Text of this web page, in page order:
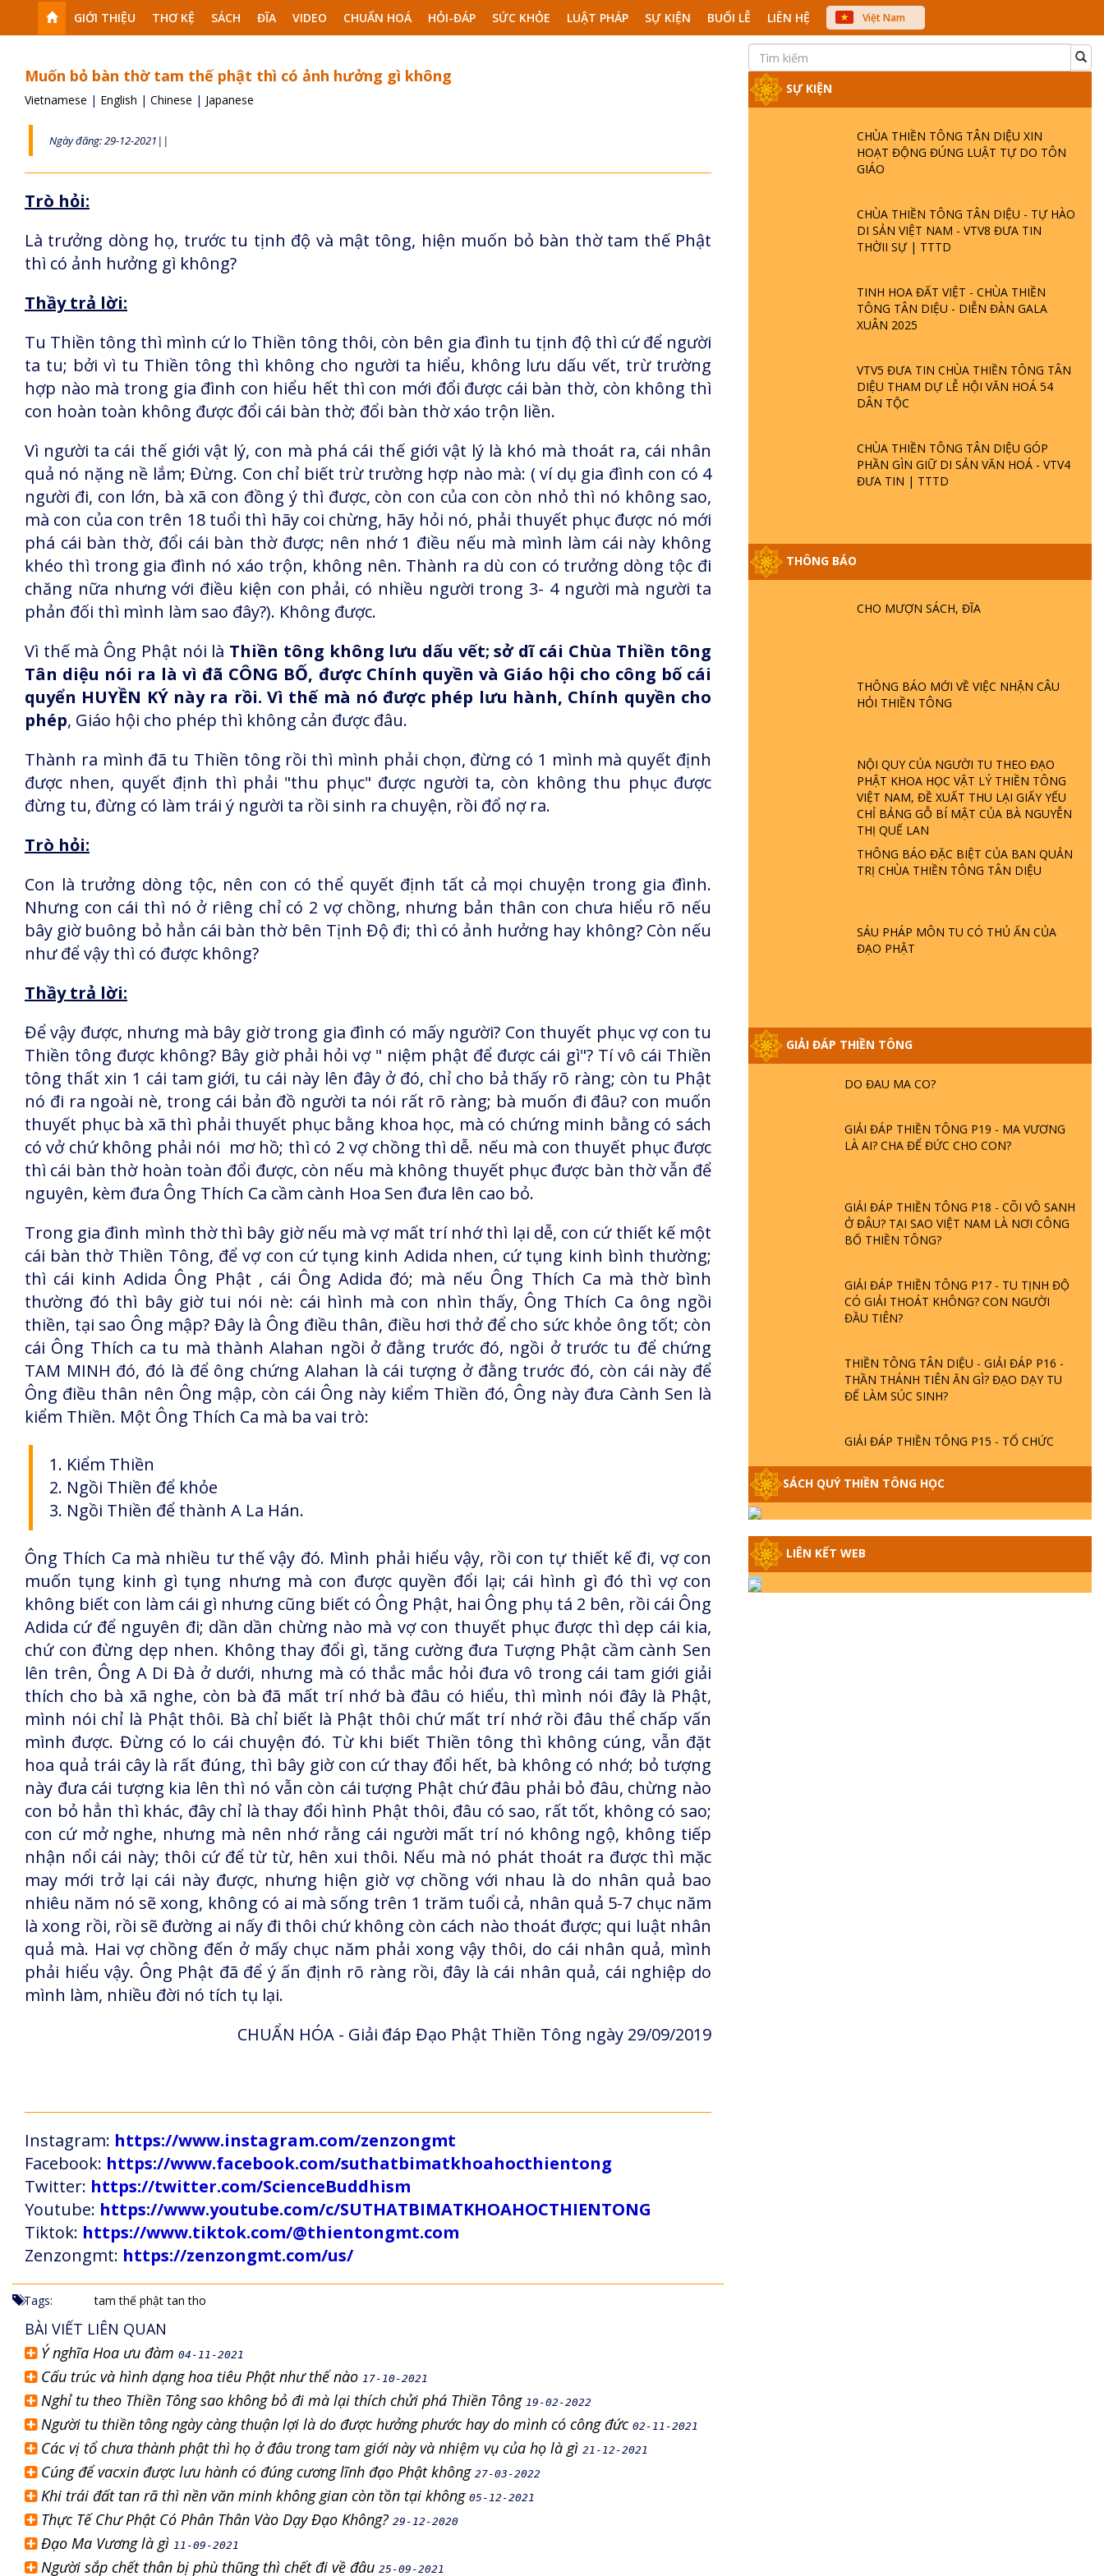
GIỚI THIỆU THƠ KỆ SÁCH ĐĨA VIDEO CHUẨN HOÁ HỎI-ĐÁP SỨC KHỎE LUẬT PHÁP SỰ KIỆN BUỔI LỄ LIÊN HỆ
Việt Nam
中文
Muốn bỏ bàn thờ tam thế phật thì có ảnh hưởng gì không
Vietnamese | English | Chinese | Japanese
Ngày đăng: 29-12-2021||
Trò hỏi:
Là trưởng dòng họ, trước tu tịnh độ và mật tông, hiện muốn bỏ bàn thờ tam thế Phật
thì có ảnh hưởng gì không?
Thầy trả lời:
Tu Thiền tông thì mình cứ lo Thiền tông thôi, còn bên gia đình tu tịnh độ thì cứ để người
ta tu; bởi vì tu Thiền tông thì không cho người ta hiểu, không lưu dấu vết, trừ trường
hợp nào mà trong gia đình con hiểu hết thì con mới đổi được cái bàn thờ, còn không thì
con hoàn toàn không được đổi cái bàn thờ; đổi bàn thờ xáo trộn liền.
Vì người ta cái thế giới vật lý, con mà phá cái thế giới vật lý là khó mà thoát ra, cái nhân
quả nó nặng nề lắm; Đừng. Con chỉ biết trừ trường hợp nào mà: ( ví dụ gia đình con có 4
người đi, con lớn, bà xã con đồng ý thì được, còn con của con còn nhỏ thì nó không sao,
mà con của con trên 18 tuổi thì hãy coi chừng, hãy hỏi nó, phải thuyết phục được nó mới
phá cái bàn thờ, đổi cái bàn thờ được; nên nhớ 1 điều nếu mà mình làm cái này không
khéo thì trong gia đình nó xáo trộn, không nên. Thành ra dù con có trưởng dòng tộc đi
chăng nữa nhưng với điều kiện con phải, có nhiều người trong 3- 4 người mà người ta
phản đối thì mình làm sao đây?). Không được.
Vì thế mà Ông Phật nói là Thiền tông không lưu dấu vết; sở dĩ cái Chùa Thiền tông
Tân diệu nói ra là vì đã CÔNG BỐ, được Chính quyền và Giáo hội cho công bố cái
quyển HUYỀN KÝ này ra rồi. Vì thế mà nó được phép lưu hành, Chính quyền cho
phép, Giáo hội cho phép thì không cản được đâu.
Thành ra mình đã tu Thiền tông rồi thì mình phải chọn, đừng có 1 mình mà quyết định
được nhen, quyết định thì phải "thu phục" được người ta, còn không thu phục được
đừng tu, đừng có làm trái ý người ta rồi sinh ra chuyện, rồi đổ nợ ra.
Trò hỏi:
Con là trưởng dòng tộc, nên con có thể quyết định tất cả mọi chuyện trong gia đình.
Nhưng con cái thì nó ở riêng chỉ có 2 vợ chồng, nhưng bản thân con chưa hiểu rõ nếu
bây giờ buông bỏ hẳn cái bàn thờ bên Tịnh Độ đi; thì có ảnh hưởng hay không? Còn nếu
như để vậy thì có được không?
Thầy trả lời:
Để vậy được, nhưng mà bây giờ trong gia đình có mấy người? Con thuyết phục vợ con tu
Thiền tông được không? Bây giờ phải hỏi vợ " niệm phật để được cái gì"? Tí vô cái Thiền
tông thất xin 1 cái tam giới, tu cái này lên đây ở đó, chỉ cho bả thấy rõ ràng; còn tu Phật
nó đi ra ngoài nè, trong cái bản đồ người ta nói rất rõ ràng; bà muốn đi đâu? con muốn
thuyết phục bà xã thì phải thuyết phục bằng khoa học, mà có chứng minh bằng có sách
có vở chứ không phải nói mơ hồ; thì có 2 vợ chồng thì dễ. nếu mà con thuyết phục được
thì cái bàn thờ hoàn toàn đổi được, còn nếu mà không thuyết phục được bàn thờ vẫn để
nguyên, kèm đưa Ông Thích Ca cầm cành Hoa Sen đưa lên cao bỏ.
Trong gia đình mình thờ thì bây giờ nếu mà vợ mất trí nhớ thì lại dễ, con cứ thiết kế một
cái bàn thờ Thiền Tông, để vợ con cứ tụng kinh Adida nhen, cứ tụng kinh bình thường;
thì cái kinh Adida Ông Phật , cái Ông Adida đó; mà nếu Ông Thích Ca mà thờ bình
thường đó thì bây giờ tui nói nè: cái hình mà con nhìn thấy, Ông Thích Ca ông ngồi
thiền, tại sao Ông mập? Đây là Ông điều thân, điều hơi thở để cho sức khỏe ông tốt; còn
cái Ông Thích ca tu mà thành Alahan ngồi ở đằng trước đó, ngồi ở trước tu để chứng
TAM MINH đó, đó là để ông chứng Alahan là cái tượng ở đằng trước đó, còn cái này để
Ông điều thân nên Ông mập, còn cái Ông này kiểm Thiền đó, Ông này đưa Cành Sen là
kiểm Thiền. Một Ông Thích Ca mà ba vai trò:
1. Kiểm Thiền
2. Ngồi Thiền để khỏe
3. Ngồi Thiền để thành A La Hán.
Ông Thích Ca mà nhiều tư thế vậy đó. Mình phải hiểu vậy, rồi con tự thiết kế đi, vợ con
muốn tụng kinh gì tụng nhưng mà con được quyền đổi lại; cái hình gì đó thì vợ con
không biết con làm cái gì nhưng cũng biết có Ông Phật, hai Ông phụ tá 2 bên, rồi cái Ông
Adida cứ để nguyên đi; dần dần chừng nào mà vợ con thuyết phục được thì dẹp cái kia,
chứ con đừng dẹp nhen. Không thay đổi gì, tăng cường đưa Tượng Phật cầm cành Sen
lên trên, Ông A Di Đà ở dưới, nhưng mà có thắc mắc hỏi đưa vô trong cái tam giới giải
thích cho bà xã nghe, còn bà đã mất trí nhớ bà đâu có hiểu, thì mình nói đây là Phật,
mình nói chỉ là Phật thôi. Bà chỉ biết là Phật thôi chứ mất trí nhớ rồi đâu thể chấp vấn
mình được. Đừng có lo cái chuyện đó. Từ khi biết Thiền tông thì không cúng, vẫn đặt
hoa quả trái cây là rất đúng, thì bây giờ con cứ thay đổi hết, bà không có nhớ; bỏ tượng
này đưa cái tượng kia lên thì nó vẫn còn cái tượng Phật chứ đâu phải bỏ đâu, chừng nào
con bỏ hẳn thì khác, đây chỉ là thay đổi hình Phật thôi, đâu có sao, rất tốt, không có sao;
con cứ mở nghe, nhưng mà nên nhớ rằng cái người mất trí nó không ngộ, không tiếp
nhận nổi cái này; thôi cứ để từ từ, hên xui thôi. Nếu mà nó phát thoát ra được thì mặc
may mới trở lại cái này được, nhưng hiện giờ vợ chồng với nhau là do nhân quả bao
nhiêu năm nó sẽ xong, không có ai mà sống trên 1 trăm tuổi cả, nhân quả 5-7 chục năm
là xong rồi, rồi sẽ đường ai nấy đi thôi chứ không còn cách nào thoát được; qui luật nhân
quả mà. Hai vợ chồng đến ở mấy chục năm phải xong vậy thôi, do cái nhân quả, mình
phải hiểu vậy. Ông Phật đã để ý ấn định rõ ràng rồi, đây là cái nhân quả, cái nghiệp do
mình làm, nhiều đời nó tích tụ lại.
CHUẨN HÓA - Giải đáp Đạo Phật Thiền Tông ngày 29/09/2019
Instagram: https://www.instagram.com/zenzongmt
Facebook: https://www.facebook.com/suthatbimatkhoahocthientong
Twitter: https://twitter.com/ScienceBuddhism
Youtube: https://www.youtube.com/c/SUTHATBIMATKHOAHOCTHIENTONG
Tiktok: https://www.tiktok.com/@thientongmt.com
Zenzongmt: https://zenzongmt.com/us/
Tags: tam thế phật tan tho
BÀI VIẾT LIÊN QUAN
Ý nghĩa Hoa ưu đàm 04-11-2021
Cấu trúc và hình dạng hoa tiêu Phật như thế nào 17-10-2021
Nghỉ tu theo Thiền Tông sao không bỏ đi mà lại thích chửi phá Thiền Tông 19-02-2022
Người tu thiền tông ngày càng thuận lợi là do được hưởng phước hay do mình có công đức 02-11-2021
Các vị tổ chưa thành phật thì họ ở đâu trong tam giới này và nhiệm vụ của họ là gì 21-12-2021
Cúng để vacxin được lưu hành có đúng cương lĩnh đạo Phật không 27-03-2022
Khi trái đất tan rã thì nền văn minh không gian còn tồn tại không 05-12-2021
Thực Tế Chư Phật Có Phân Thân Vào Dạy Đạo Không? 29-12-2020
Đạo Ma Vương là gì 11-09-2021
Người sắp chết thân bị phù thũng thì chết đi về đâu 25-09-2021
SỰ KIỆN
CHÙA THIỀN TÔNG TÂN DIỆU XIN
HOẠT ĐỘNG ĐÚNG LUẬT TỰ DO TÔN
GIÁO
CHÙA THIỀN TÔNG TÂN DIỆU - TỰ HÀO
DI SẢN VIỆT NAM - VTV8 ĐƯA TIN
THỜII SỰ | TTTD
TINH HOA ĐẤT VIỆT - CHÙA THIỀN
TÔNG TÂN DIỆU - DIỄN ĐÀN GALA
XUÂN 2025
VTV5 ĐƯA TIN CHÙA THIỀN TÔNG TÂN
DIỆU THAM DỰ LỄ HỘI VĂN HOÁ 54
DÂN TỘC
CHÙA THIỀN TÔNG TÂN DIỆU GÓP
PHẦN GÌN GIỮ DI SẢN VĂN HOÁ - VTV4
ĐƯA TIN | TTTD
THÔNG BÁO
CHO MƯỢN SÁCH, ĐĨA
THÔNG BÁO MỚI VỀ VIỆC NHẬN CÂU
HỎI THIỀN TÔNG
NỘI QUY CỦA NGƯỜI TU THEO ĐẠO
PHẬT KHOA HỌC VẬT LÝ THIỀN TÔNG
VIỆT NAM, ĐỀ XUẤT THU LẠI GIẤY YẾU
CHỈ BẢNG GỖ BÍ MẬT CỦA BÀ NGUYỄN
THỊ QUẾ LAN
THÔNG BÁO ĐẶC BIỆT CỦA BAN QUẢN
TRỊ CHÙA THIỀN TÔNG TÂN DIỆU
SÁU PHÁP MÔN TU CÓ THỦ ẤN CỦA
ĐẠO PHẬT
GIẢI ĐÁP THIỀN TÔNG
GIẢI ĐÁP ĐẶC BIỆT P25 - SUỐT 49 NĂM
PHẬT KHÔNG NÓI? HỘI LONG HOA LÀ
HỘI GÌ? TỬ VÌ ĐẠO
PHẬT GIỚI CÓ THỜI GIAN KHÔNG? |
TTTD
LÀ AI? QUỶ SA TĂNG? | TTTD
GIẢI ĐÁP THIỀN TÔNG ĐẶC BIỆT P22 - TẠI
SAO TRÁI ĐẤT NHIỀU THIÊN TAI - LŨ LỤT
- HỎA HOẠN | TTTD
GIẢI ĐÁP THIỀN TÔNG ĐẶC BIỆT P21 - TẠI
GIẢI ĐÁP VỀ LỄ TIỄN THIỀN TÔNG SƯ
GIẢI ĐÁP THIỀN TÔNG ĐẶC BIỆT PHẦN 20
- BÁC NGUYỄN NHÂN LÀ AI? PHIỀN NÃO
LÀ AI? CHA ĐỂ ĐỨC CHO CON?
Ở ĐÂU? TẠI SAO VIỆT NAM LÀ NƠI CÔNG
BỐ THIỀN TÔNG?
CÓ GIẢI THOÁT KHÔNG? CON NGƯỜI
ĐẦU TIÊN?
THẦN THÁNH TIÊN ĂN GÌ? ĐẠO DẠY TU
ĐỂ LÀM SÚC SINH?
LOÀI CÔ HỒN - GIÁO LÝ ĐẠO PHẬT KHI
GIẢI ĐÁP THIỀN TÔNG ĐẶC BIỆT - P14 -
NGUỒN GỐC ÂM LỊCH DƯƠNG LỊCH -
TẦNG BÌNH LƯU LỚN ĐẾN ĐÂU
SÁCH QUÝ THIỀN TÔNG HỌC
LIÊN KẾT WEB